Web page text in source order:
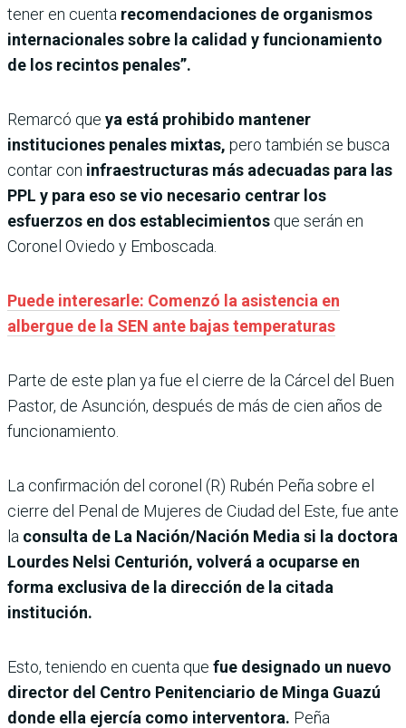
tener en cuenta recomendaciones de organismos
internacionales sobre la calidad y funcionamiento
de los recintos penales”.
Remarcó que ya está prohibido mantener
instituciones penales mixtas, pero también se busca
contar con infraestructuras más adecuadas para las
PPL y para eso se vio necesario centrar los
esfuerzos en dos establecimientos que serán en
Coronel Oviedo y Emboscada.
Puede interesarle: Comenzó la asistencia en
albergue de la SEN ante bajas temperaturas
Parte de este plan ya fue el cierre de la Cárcel del Buen
Pastor, de Asunción, después de más de cien años de
funcionamiento.
La confirmación del coronel (R) Rubén Peña sobre el
cierre del Penal de Mujeres de Ciudad del Este, fue ante
la consulta de La Nación/Nación Media si la doctora
Lourdes Nelsi Centurión, volverá a ocuparse en
forma exclusiva de la dirección de la citada
institución.
Esto, teniendo en cuenta que fue designado un nuevo
director del Centro Penitenciario de Minga Guazú
donde ella ejercía como interventora. Peña